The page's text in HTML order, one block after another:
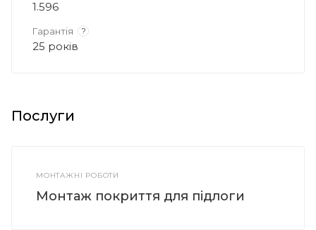
1.596
Гарантія ?
25 років
Послуги
МОНТАЖНІ РОБОТИ
Монтаж покриття для підлоги